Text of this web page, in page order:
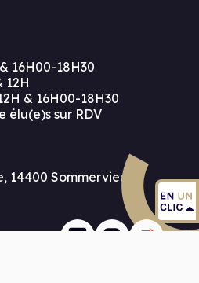
16H00-18H30
12H
& 16H00-18H30
élu(e)s sur RDV
14400 Sommervieu